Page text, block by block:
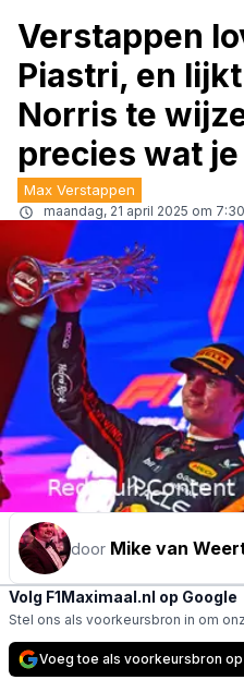
Verstappen
Piastri, en
Norris te
precies wat
Max Verstappen
maandag, 21 april 2025 om 7:30
door Mike van
Volg F1Maximaal.nl op Google
Stel ons als voorkeursbron in om
Voeg toe als voorkeursbron